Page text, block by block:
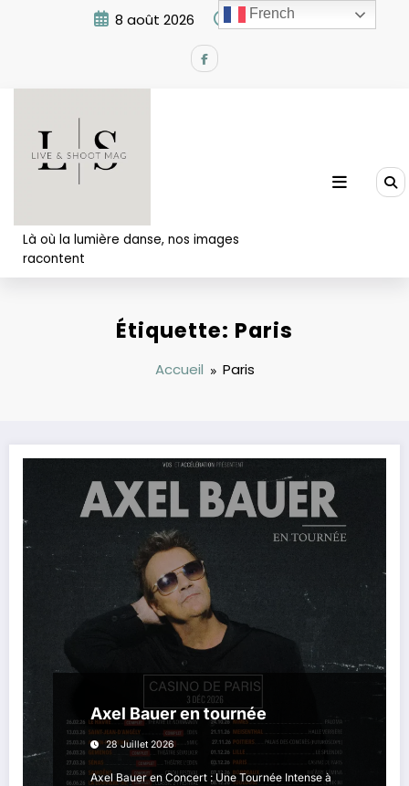
8 août 2026 10:38:37 AM
Là où la lumière danse, nos images
racontent
Étiquette: Paris
Accueil Paris
Axel Bauer en tournée
28 Juillet 2026
Axel Bauer en Concert : Une Tournée Intense à
French